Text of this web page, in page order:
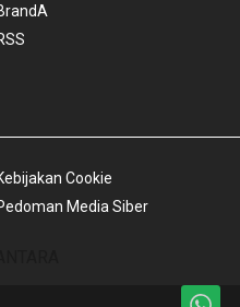
Cookie
Media Siber